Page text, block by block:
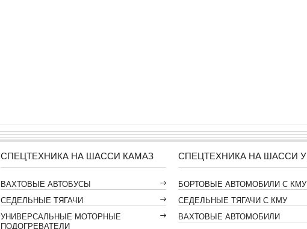
СПЕЦТЕХНИКА НА ШАССИ КАМАЗ
ВАХТОВЫЕ АВТОБУСЫ
СЕДЕЛЬНЫЕ ТЯГАЧИ
УНИВЕРСАЛЬНЫЕ МОТОРНЫЕ
ПОДОГРЕВАТЕЛИ
СПЕЦТЕХНИКА НА ШАССИ
БОРТОВЫЕ АВТОМОБИЛИ С КМУ
СЕДЕЛЬНЫЕ ТЯГАЧИ С КМУ
ВАХТОВЫЕ АВТОМОБИЛИ